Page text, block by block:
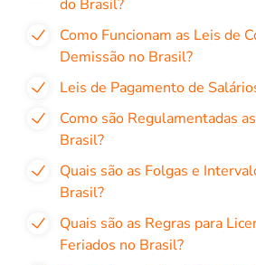
do Brasil?
Como Funcionam as Leis de
Demissão no Brasil?
Leis de Pagamento de
Como são Regulamentadas
Brasil?
Quais são as Folgas e
Brasil?
Quais são as Regras para
Feriados no Brasil?